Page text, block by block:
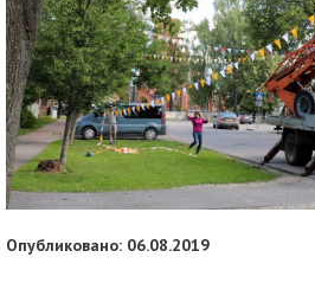
Опубликовано: 06.08.2019